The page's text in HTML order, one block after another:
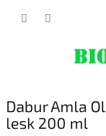
Dabur Amla
lesk 200 ml